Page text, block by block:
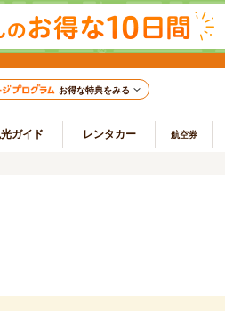
お得な特典をみる
ガイド レンタカー 航空券